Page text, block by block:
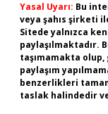
Yasal Uyarı: Bu
veya şahıs şirketi
Sitede yalnızca
paylaşılmaktadır.
taşımamakta
paylaşım
benzerlikleri
taslak halindedir